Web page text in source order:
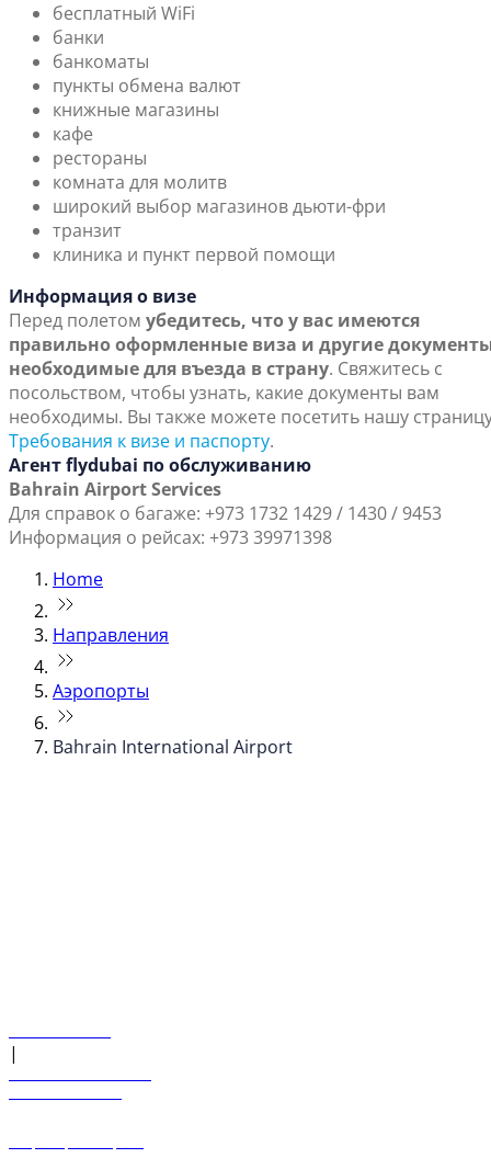
бесплатный WiFi
банки
банкоматы
пункты обмена валют
книжные магазины
кафе
рестораны
комната для молитв
широкий выбор магазинов дьюти-фри
транзит
клиника и пункт первой помощи
Информация о визе
Перед полетом убедитесь, что у вас имеются
правильно оформленные виза и другие
необходимые для въезда в страну. Свяжитесь с
посольством, чтобы узнать, какие документы вам
необходимы. Вы также можете посетить нашу
Требования к визе и паспорту.
Агент flydubai по обслуживанию
Bahrain Airport Services
Для справок о багаже: +973 1732 1429 / 1430 / 9453
Информация о рейсах: +973 39971398
Home
Направления
Аэропорты
Bahrain International Airport
|